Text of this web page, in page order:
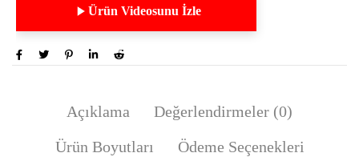
Ürün Videosunu İzle
Açıklama
Değerlendirmeler (0)
Ürün Boyutları
Ödeme Seçenekleri